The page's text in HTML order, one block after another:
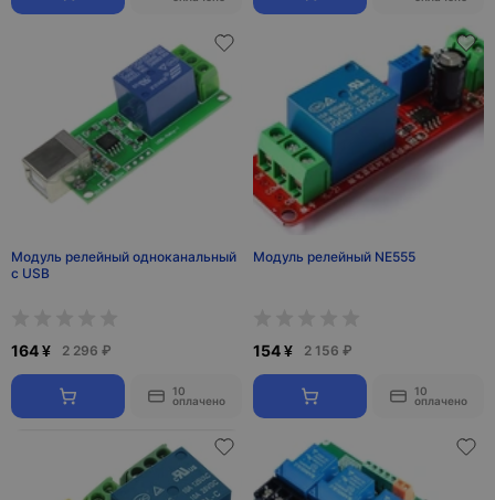
Модуль релейный одноканальный
с USB
164 ¥ 2 296 ₽
10
оплачено
Модуль релейный NE555
154 ¥ 2 156 ₽
10
оплачено